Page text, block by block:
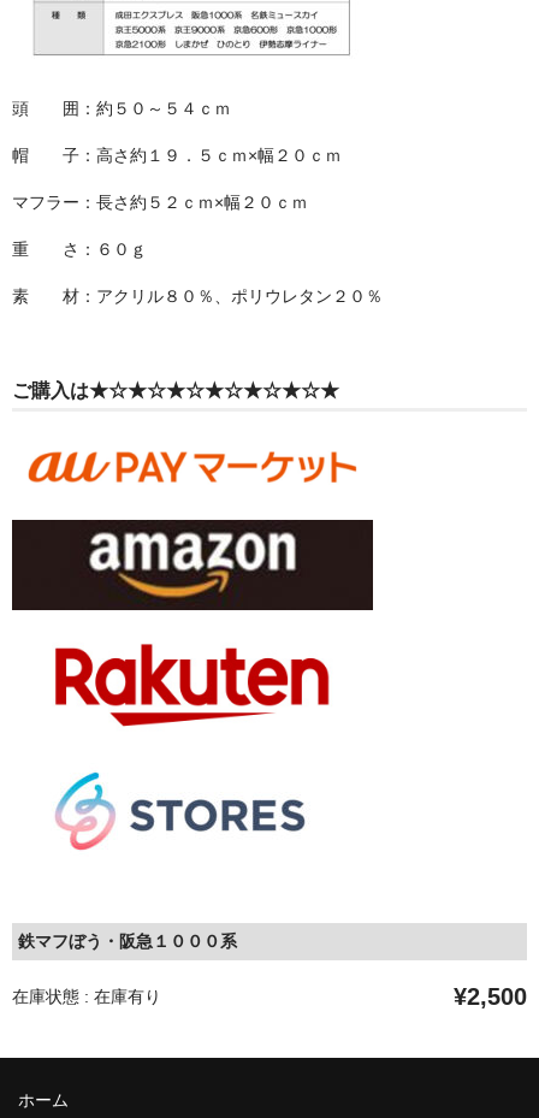
頭 囲：約５０～５４ｃｍ
帽 子：高さ約１９．５ｃｍ×幅２０ｃｍ
マフラー：長さ約５２ｃｍ×幅２０ｃｍ
重 さ：６０ｇ
素 材：アクリル８０％、ポリウレタン２０％
ご購入は★☆★☆★☆★☆★☆★☆★
鉄マフぼう・阪急１０００系
在庫状態 : 在庫有り ¥2,500
ホーム